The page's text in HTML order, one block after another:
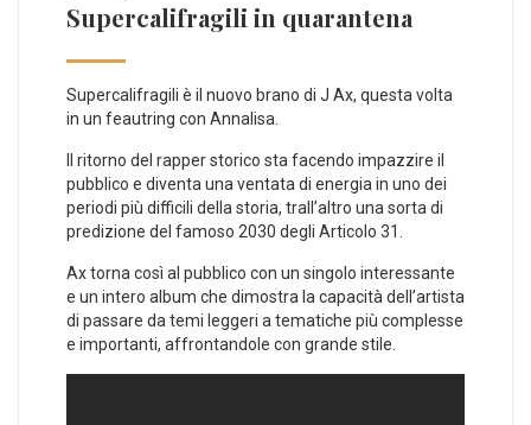
Supercalifragili in quarantena
Supercalifragili è il nuovo brano di J Ax, questa volta
in un feautring con Annalisa.
Il ritorno del rapper storico sta facendo impazzire il
pubblico e diventa una ventata di energia in uno dei
periodi più difficili della storia, trall’altro una sorta di
predizione del famoso 2030 degli Articolo 31.
Ax torna così al pubblico con un singolo interessante
e un intero album che dimostra la capacità dell’artista
di passare da temi leggeri a tematiche più complesse
e importanti, affrontandole con grande stile.